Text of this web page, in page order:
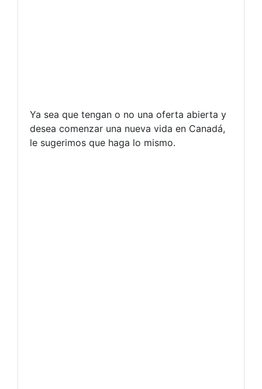
Ya sea que tengan o no una oferta abierta y
desea comenzar una nueva vida en Canadá,
le sugerimos que haga lo mismo.